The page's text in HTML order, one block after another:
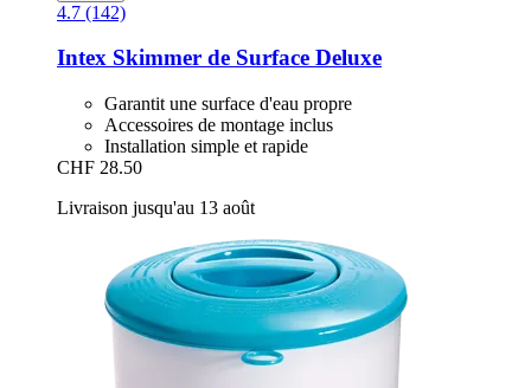
4.7 (142)
Intex Skimmer de Surface Deluxe
Garantit une surface d'eau propre
Accessoires de montage inclus
Installation simple et rapide
CHF 28.50
Livraison jusqu'au 13 août